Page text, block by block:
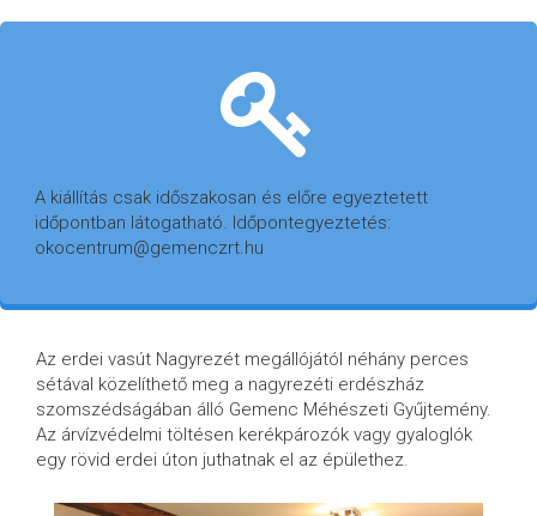
A kiállítás csak időszakosan és előre egyeztetett
időpontban látogatható. Időpontegyeztetés:
okocentrum@gemenczrt.hu
Az erdei vasút Nagyrezét megállójától néhány perces
sétával közelíthető meg a nagyrezéti erdészház
szomszédságában álló Gemenc Méhészeti Gyűjtemény.
Az árvízvédelmi töltésen kerékpározók vagy gyaloglók
egy rövid erdei úton juthatnak el az épülethez.